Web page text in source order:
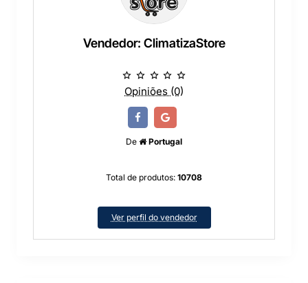
Vendedor: ClimatizaStore
Opiniões (0)
De Portugal
Total de produtos: 10708
Ver perfil do vendedor